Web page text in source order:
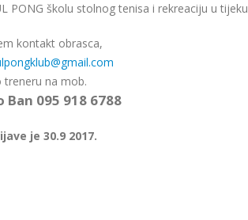
PONG školu stolnog tenisa i rekreaciju u tijeku
kontakt obrasca,
treneru na mob.
Ban 095 918 6788
je 30.9 2017.